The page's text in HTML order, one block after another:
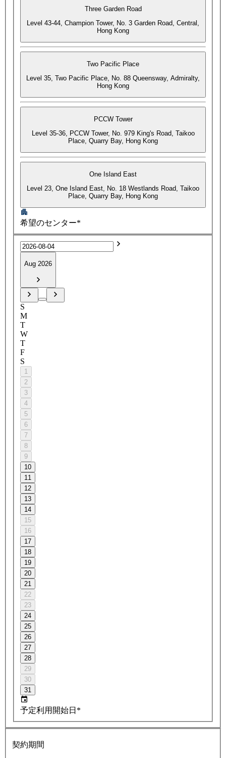
Three Garden Road
Level 43-44, Champion Tower, No. 3 Garden Road, Central,
Hong Kong
Two Pacific Place
Level 35, Two Pacific Place, No. 88 Queensway, Admiralty,
Hong Kong
PCCW Tower
Level 35-36, PCCW Tower, No. 979 King's Road, Taikoo
Place, Quarry Bay, Hong Kong
One Island East
Level 23, One Island East, No. 18 Westlands Road, Taikoo
Place, Quarry Bay, Hong Kong
希望のセンター*
Aug 2026
S
M
T
W
T
F
S
1
2
3
4
5
6
7
8
9
10
11
12
13
14
15
16
17
18
19
20
21
22
23
24
25
26
27
28
29
30
31
予定利用開始日*
契約期間